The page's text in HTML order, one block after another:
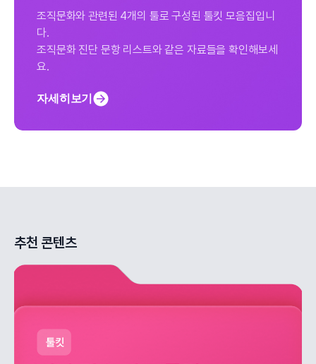
조직문화와 관련된 4개의 툴로 구성된 툴킷 모음집입니
다.
조직문화 진단 문항 리스트와 같은 자료들을 확인해보세
요.
자세히보기
추천 콘텐츠